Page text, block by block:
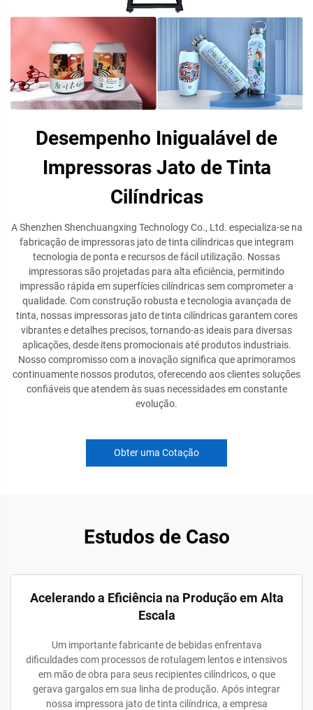
Desempenho Inigualável de
Impressoras Jato de Tinta
Cilíndricas
A Shenzhen Shenchuangxing Technology Co., Ltd. especializa-se na
fabricação de impressoras jato de tinta cilíndricas que integram
tecnologia de ponta e recursos de fácil utilização. Nossas
impressoras são projetadas para alta eficiência, permitindo
impressão rápida em superfícies cilíndricas sem comprometer a
qualidade. Com construção robusta e tecnologia avançada de
tinta, nossas impressoras jato de tinta cilíndricas garantem cores
vibrantes e detalhes precisos, tornando-as ideais para diversas
aplicações, desde itens promocionais até produtos industriais.
Nosso compromisso com a inovação significa que aprimoramos
continuamente nossos produtos, oferecendo aos clientes soluções
confiáveis que atendem às suas necessidades em constante
evolução.
Obter uma Cotação
Estudos de Caso
Acelerando a Eficiência na Produção em Alta
Escala
Um importante fabricante de bebidas enfrentava
dificuldades com processos de rotulagem lentos e intensivos
em mão de obra para seus recipientes cilíndricos, o que
gerava gargalos em sua linha de produção. Após integrar
nossa impressora jato de tinta cilíndrica, a empresa